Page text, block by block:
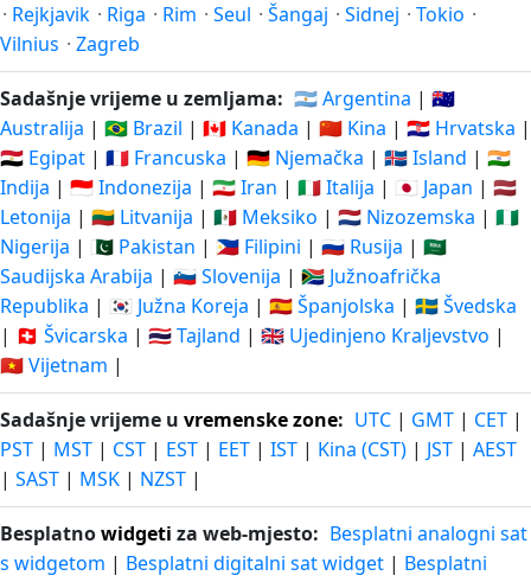
· Rejkjavik · Riga · Rim · Seul · Šangaj · Sidnej · Tokio ·
Vilnius · Zagreb
Sadašnje vrijeme u zemljama: 🇦🇷 Argentina | 🇦🇺
Australija | 🇧🇷 Brazil | 🇨🇦 Kanada | 🇨🇳 Kina | 🇭🇷 Hrvatska |
🇪🇬 Egipat | 🇫🇷 Francuska | 🇩🇪 Njemačka | 🇮🇸 Island | 🇮🇳
Indija | 🇮🇩 Indonezija | 🇮🇷 Iran | 🇮🇹 Italija | 🇯🇵 Japan | 🇱🇻
Letonija | 🇱🇹 Litvanija | 🇲🇽 Meksiko | 🇳🇱 Nizozemska | 🇳🇬
Nigerija | 🇵🇰 Pakistan | 🇵🇭 Filipini | 🇷🇺 Rusija | 🇸🇦
Saudijska Arabija | 🇸🇮 Slovenija | 🇿🇦 Južnoafrička
Republika | 🇰🇷 Južna Koreja | 🇪🇸 Španjolska | 🇸🇪 Švedska
| 🇨🇭 Švicarska | 🇹🇭 Tajland | 🇬🇧 Ujedinjeno Kraljevstvo |
🇻🇳 Vijetnam |
Sadašnje vrijeme u vremenske zone: UTC | GMT | CET |
PST | MST | CST | EST | EET | IST | Kina (CST) | JST | AEST
| SAST | MSK | NZST |
Besplatnowidgeti za web-mjesto: Besplatni analogni sat
s widgetom | Besplatni digitalni sat widget | Besplatni